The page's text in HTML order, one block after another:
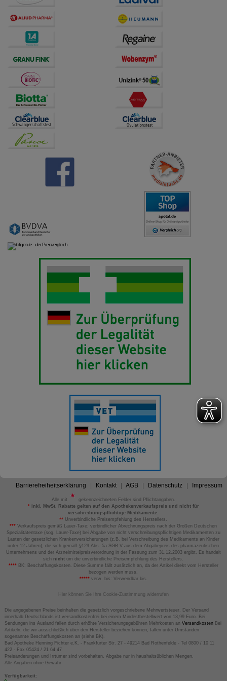
Barrierefreiheitserklärung Kontakt AGB Datenschutz Impressum
Alle mit
gekennzeichneten Felder sind Pflichtangaben.
*inkl. MwSt. Rabatte gelten auf den Apothekenverkaufspreis und nicht für
verschreibungspflichtige Medikamente.
** Unverbindliche Preisempfehlung des Herstellers.
*** Verkaufspreis gemäß Lauer-Taxe; verbindlicher Abrechnungspreis nach der Großen Deutschen
Spezialitätentaxe (sog. Lauer-Taxe) bei Abgabe von nicht verschreibungspflichtigen Medikamenten zu
Lasten der gesetzlichen Krankenversicherungen (z.B. bei Verschreibung des Medikaments an Kinder
unter 12 Jahren), die sich gemäß §129 Abs. 5a SGB V aus dem Abgabepreis des pharmazeutischen
Unternehmens und der Arzneimittelpreisverordnung in der Fassung zum 31.12.2003 ergibt. Es handelt
sich nicht um die unverbindliche Preisempfehlung des Herstellers.
****BK: Beschaffungskosten. Diese Summe fällt zusätzlich an, da der Artikel direkt vom Hersteller
bezogen werden muss.
*****verw. bis: Verwendbar bis.
Hier können Sie Ihre Cookie-Zustimmung widerrufen
Die angegebenen Preise beinhalten die gesetzlich vorgeschriebene Mehrwertsteuer. Der Versand
innerhalb Deutschlands ist versandkostenfrei bei einem Mindestbestellwert von 13,99 Euro. Bei
Sendungen ins Ausland fallen durch erhöhte Versicherungsgebühren Mehrkosten an VersandkostenBei
Artikeln, die wir ausschließlich über den Hersteller beziehen können, fallen unter Umständen
sogenannte Beschaffungskosten an (siehe BK).
Bad Apotheke Henning Fichter e.K. - Frankfurter Str. 27 - 49214 Bad Rothenfelde - Tel 0800 / 10 11
422 - Fax 05424 / 21 64 47
Preisänderungen und Irrtümer sind vorbehalten. Abgabe nur in haushaltsüblichen Mengen.
Alle Angaben ohne Gewähr.
Verfügbarkeit: